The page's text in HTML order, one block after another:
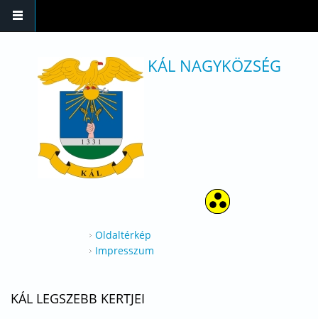
KÁL NAGYKÖZSÉG
Oldaltérkép
Impresszum
KÁL LEGSZEBB KERTJEI